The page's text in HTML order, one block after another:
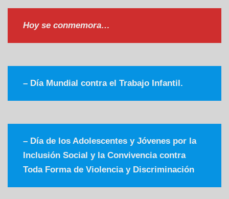
Hoy se conmemora…
– Día Mundial contra el Trabajo Infantil.
– Día de los Adolescentes y Jóvenes por la
Inclusión Social y la Convivencia contra
Toda Forma de Violencia y Discriminación